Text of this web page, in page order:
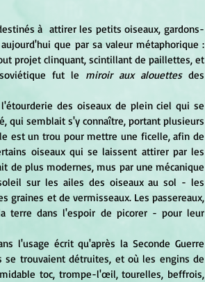
à  attirer les petits oiseaux, gardons-
que par sa valeur métaphorique :
projet clinquant, scintillant de paillettes, et
fut le miroir aux alouettes des
des oiseaux de plein ciel qui se
qui semblait s'y connaître, portant plusieurs
est un trou pour mettre une ficelle, afin de
oiseaux qui se laissent attirer par les
plus modernes, mus par une mécanique
sur les ailes des oiseaux au sol - les
graines et de vermisseaux. Les passereaux,
terre dans l'espoir de picorer - pour leur
trouvaient détruites, et où les engins de
toc, trompe-l'œil, tourelles, beffrois,